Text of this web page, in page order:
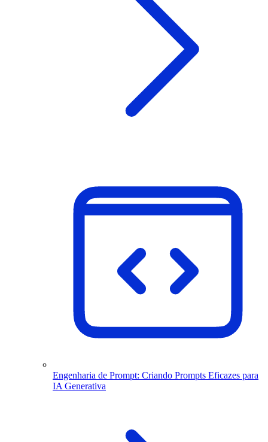
Engenharia de Prompt: Criando Prompts Eficazes para
IA Generativa